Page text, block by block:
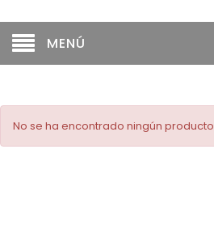
MENÚ
No se ha encontrado ningún producto